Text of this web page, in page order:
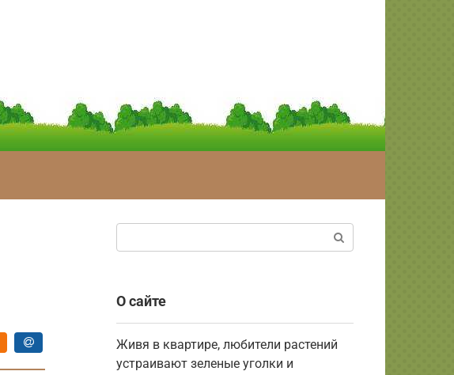
О сайте
Живя в квартире, любители растений
устраивают зеленые уголки и